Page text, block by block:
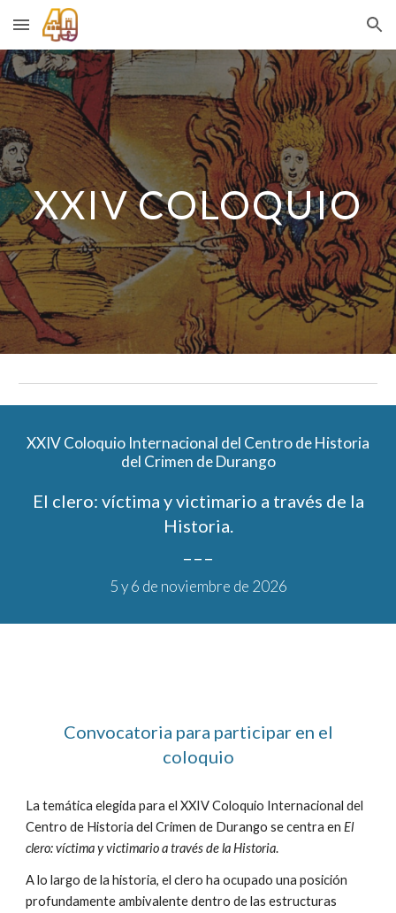
Skip to main content Skip to navigation
XXIVCOLOQUIO
XXIVColoquio Internacional del Centro de Historia
del Crimen de Durango
El clero: víctima y victimario a través de la
Historia.
5y6 de noviembre de 2026
Convocatoria para participar en el
coloquio
La temática elegida para el XXIV Coloquio Internacional del
Centro de Historia del Crimen de Durango se centra enEl
clero: víctima y victimario a través de la Historia.
A lo largo de la historia, el clero ha ocupado una posición
profundamente ambivalente dentro de las estructuras